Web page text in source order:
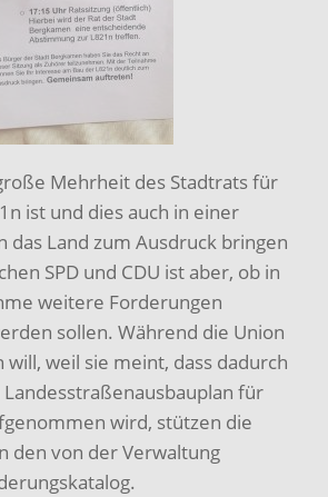
Mehrheit des Stadtrats für
ist und dies auch in einer
das Land zum Ausdruck bringen
SPD und CDU ist aber, ob in
weitere Forderungen
sollen. Während die Union
weil sie meint, dass dadurch
für
wird, stützen die
den von der Verwaltung